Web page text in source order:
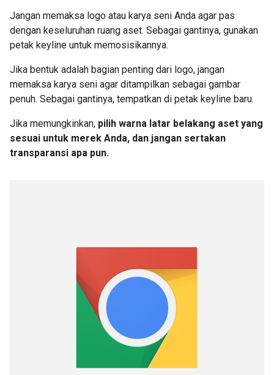
Jangan memaksa logo atau karya seni Anda agar pas
dengan keseluruhan ruang aset. Sebagai gantinya, gunakan
petak keyline untuk memosisikannya.
Jika bentuk adalah bagian penting dari logo, jangan
memaksa karya seni agar ditampilkan sebagai gambar
penuh. Sebagai gantinya, tempatkan di petak keyline baru.
Jika memungkinkan, pilih warna latar belakang aset yang
sesuai untuk merek Anda, dan jangan sertakan
transparansi apa pun.